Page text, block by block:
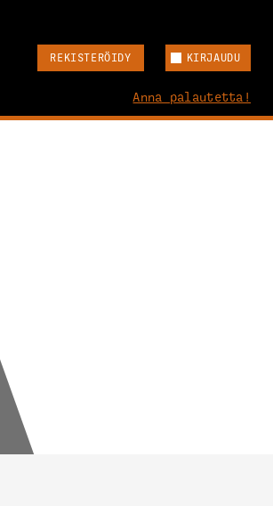
KIRJAUDU
REKISTERÖIDY
Anna palautetta!